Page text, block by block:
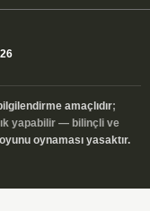
amaçlıdır;
yapabilir — bilinçli ve
oynaması yasaktır.